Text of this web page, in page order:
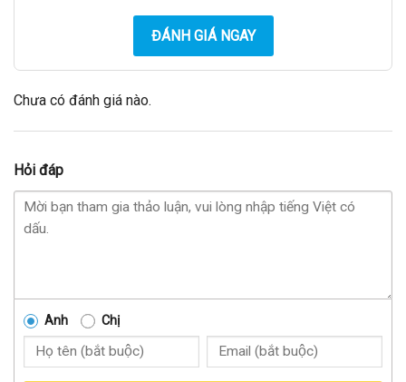
ĐÁNH GIÁ NGAY
Chưa có đánh giá nào.
Hỏi đáp
Anh Chị